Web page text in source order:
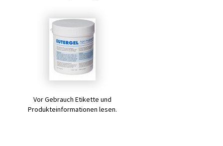
Vor Gebrauch Etikette und
Produkteinformationen lesen.